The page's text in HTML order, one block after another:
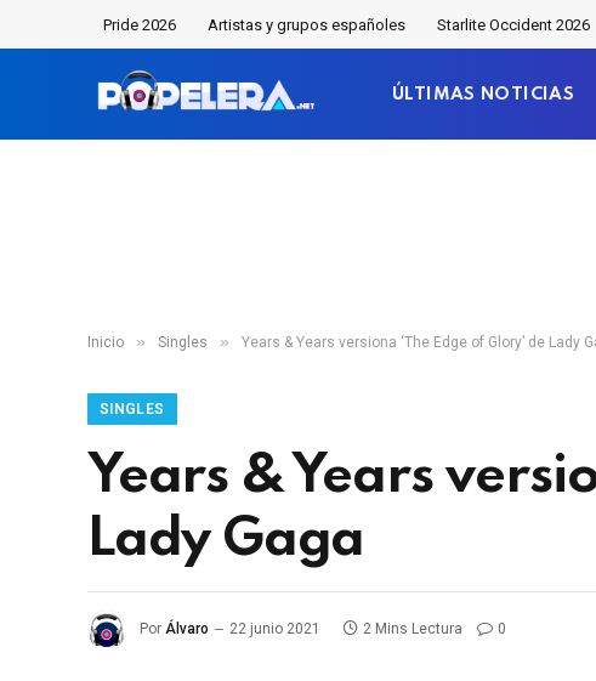
Pride 2026 Artistas y grupos españoles Starlite Occident 2026
ÚLTIMAS NOTICIAS
Inicio » Singles » Years & Years versiona ‘The Edge of Glory’ de Lady
SINGLES
Years & Years
Lady Gaga
Por Álvaro 22 junio 2021 2 Mins Lectura 0